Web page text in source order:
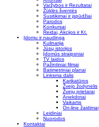
Varžybos ir Rezultatai
Žūklės šventės
Susitikimai ir įspūdžiai
Parodos
Konkursai
Reidai, Akcijos ir Kt.
Įdomu ir naudinga
Kulinarija
Jūsų istorijos
Įdomūs straipsniai
TV laidos
Pažintiniai filmai
Batimetriniai planai
Linksma dalis
Karikatūros
Žvejo žodynėlis
Žvejų prietarai
Anekdotai
Vaikams
On-line žaidimai
Leidiniai
Nuorodos
Kontaktai